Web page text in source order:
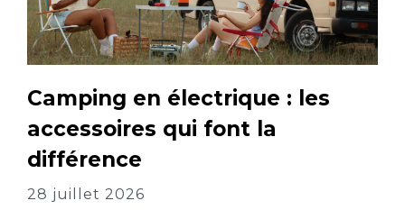
Camping en électrique : les
accessoires qui font la
différence
28 juillet 2026